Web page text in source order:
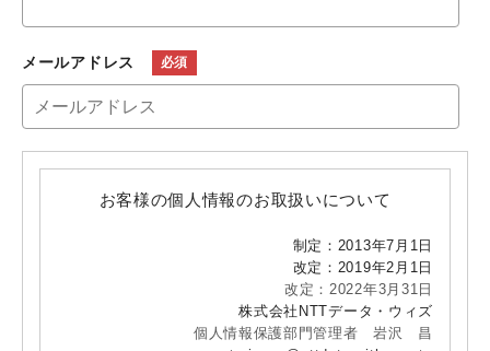
メールアドレス
お客様の個人情報のお取扱いについて
制定：2013年7月1日
改定：2019年2月1日
改定：2022年3月31日
株式会社NTTデータ・ウィズ
個人情報保護部門管理者 岩沢 昌